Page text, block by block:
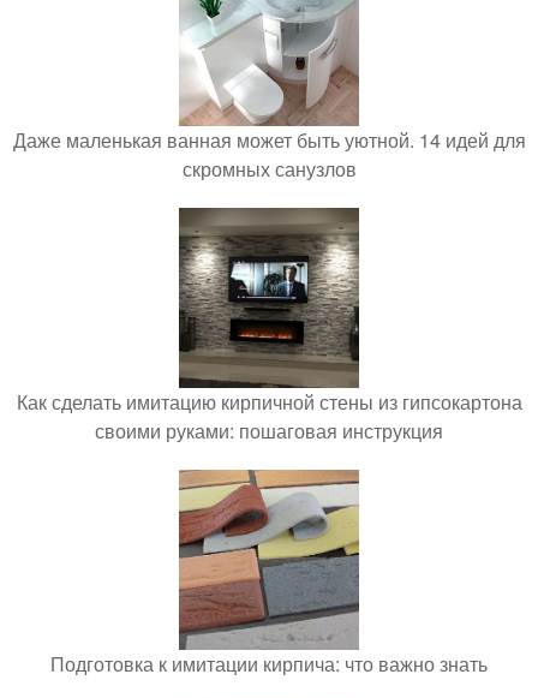
Даже маленькая ванная может быть уютной. 14 идей для
скромных санузлов
Как сделать имитацию кирпичной стены из гипсокартона
своими руками: пошаговая инструкция
Подготовка к имитации кирпича: что важно знать